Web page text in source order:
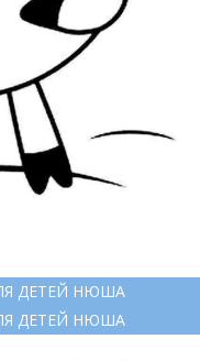
ДЕТЕЙ НЮША
ДЕТЕЙ НЮША